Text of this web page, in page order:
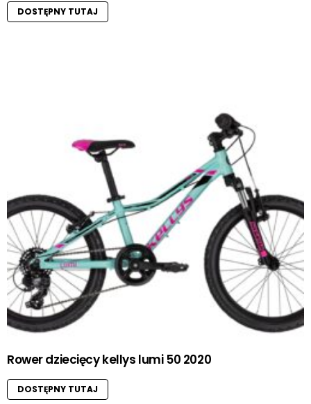
DOSTĘPNY TUTAJ
Rower dziecięcy kellys lumi 50 2020
DOSTĘPNY TUTAJ